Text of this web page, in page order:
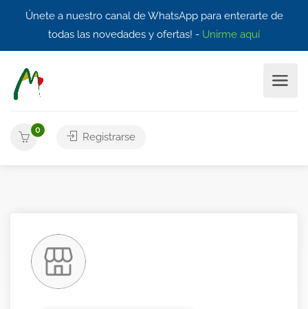
Únete a nuestro canal de WhatsApp para enterarte de
todas las novedades y ofertas! - Unirme aquí
0
Registrarse